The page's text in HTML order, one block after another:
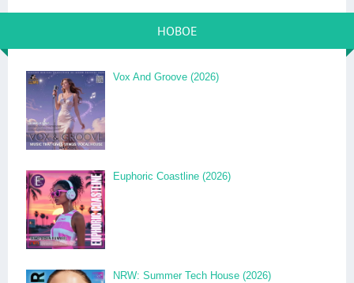
НОВОЕ
Vox And Groove (2026)
Euphoric Coastline (2026)
NRW: Summer Tech House (2026)